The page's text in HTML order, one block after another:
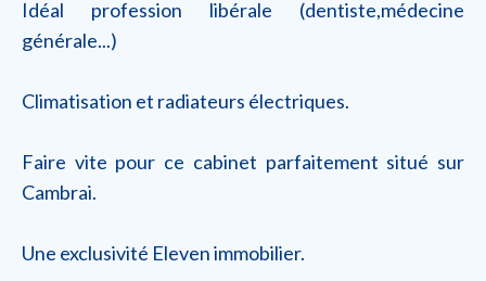
Idéal profession libérale (dentiste,médecine
générale...)
Climatisation et radiateurs électriques.
Faire vite pour ce cabinet parfaitement situé sur
Cambrai.
Une exclusivité Eleven immobilier.